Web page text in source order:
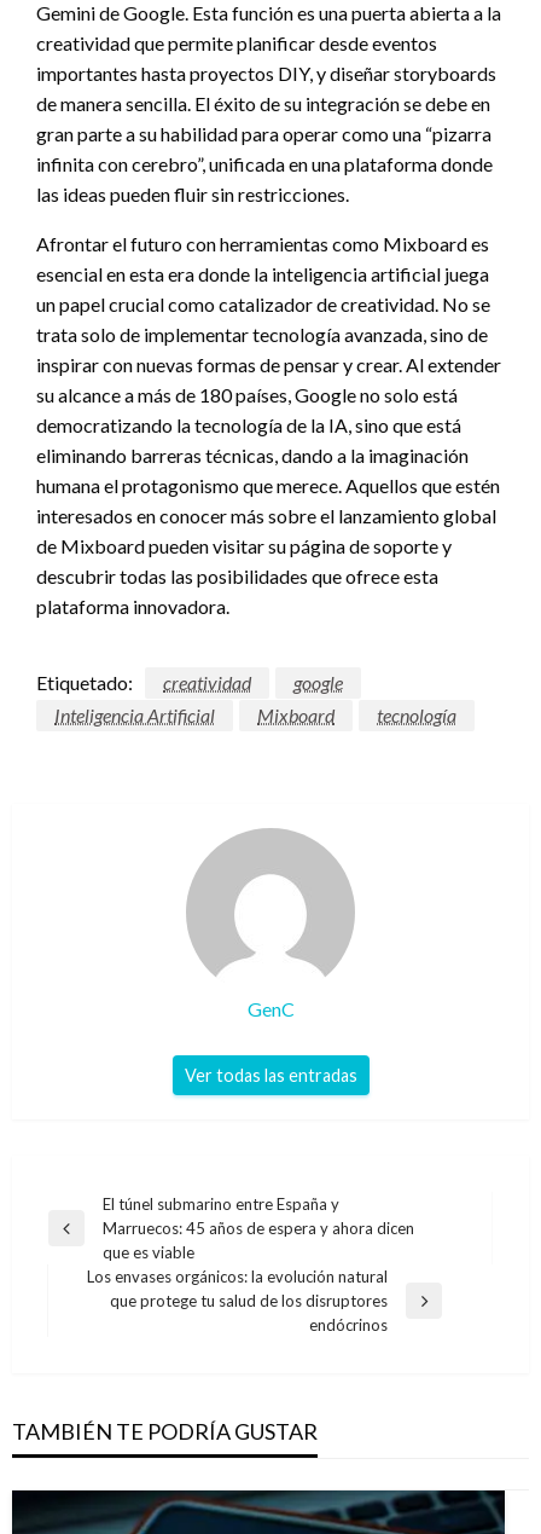
Gemini de Google. Esta función es una puerta abierta a la
creatividad que permite planificar desde eventos
importantes hasta proyectos DIY, y diseñar storyboards
de manera sencilla. El éxito de su integración se debe en
gran parte a su habilidad para operar como una “pizarra
infinita con cerebro”, unificada en una plataforma donde
las ideas pueden fluir sin restricciones.
Afrontar el futuro con herramientas como Mixboard es
esencial en esta era donde la inteligencia artificial juega
un papel crucial como catalizador de creatividad. No se
trata solo de implementar tecnología avanzada, sino de
inspirar con nuevas formas de pensar y crear. Al extender
su alcance a más de 180 países, Google no solo está
democratizando la tecnología de la IA, sino que está
eliminando barreras técnicas, dando a la imaginación
humana el protagonismo que merece. Aquellos que estén
interesados en conocer más sobre el lanzamiento global
de Mixboard pueden visitar su página de soporte y
descubrir todas las posibilidades que ofrece esta
plataforma innovadora.
Etiquetado: creatividad
google
Inteligencia Artificial
Mixboard tecnología
GenC
Ver todas las entradas
Navegación
de
entradas
Entrada
El túnel submarino entre España y
Marruecos: 45 años de espera y ahora dicen
que es viable
Entrada
Los envases orgánicos: la evolución natural
que protege tu salud de los disruptores
endócrinos
TAMBIÉN TE PODRÍA GUSTAR